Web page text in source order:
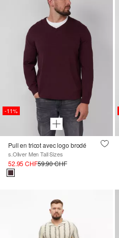
-11%
Pull en tricot avec logo brodé
s.Oliver Men Tall Sizes
52.95 CHF59.90 CHF